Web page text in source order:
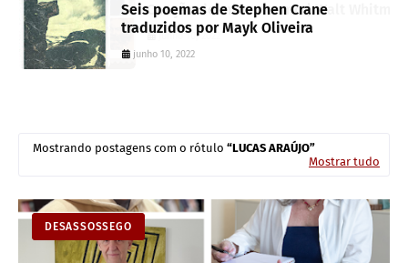
Seis poemas de Stephen Crane
traduzidos por Mayk Oliveira
junho 10, 2022
Mostrando postagens com o rótulo
LUCAS ARAÚJO
Mostrar tudo
DESASSOSSEGO